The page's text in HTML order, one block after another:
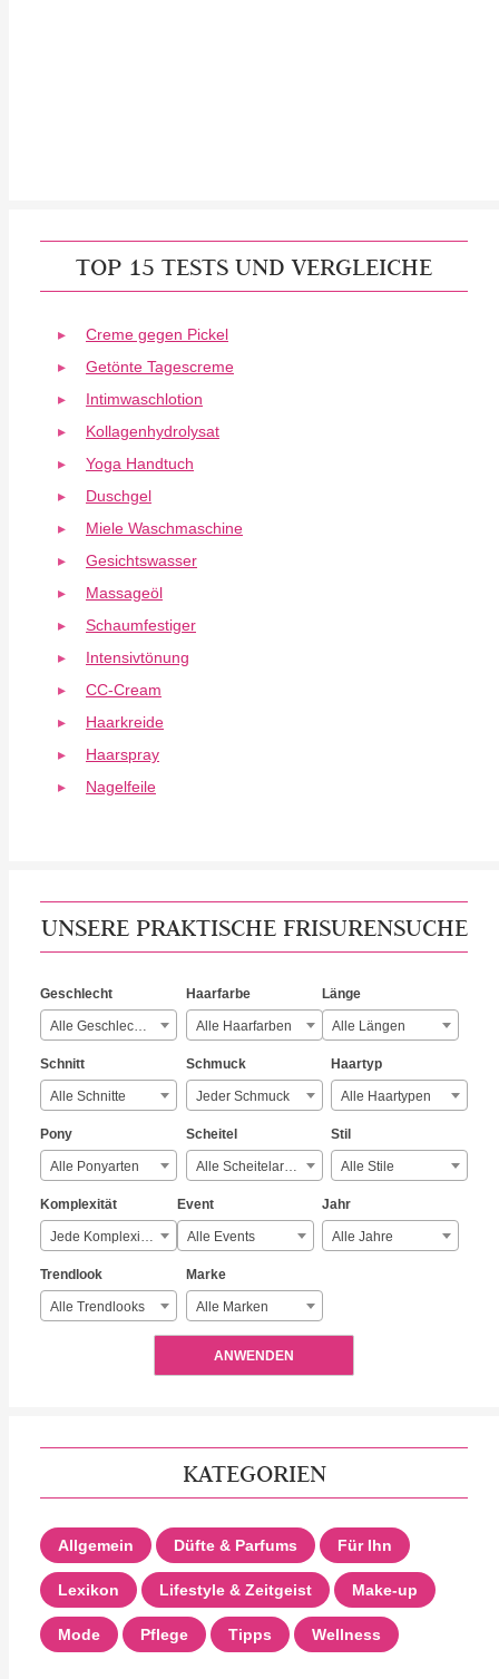
TOP 15 TESTS UND VERGLEICHE
Creme gegen Pickel
Getönte Tagescreme
Intimwaschlotion
Kollagenhydrolysat
Yoga Handtuch
Duschgel
Miele Waschmaschine
Gesichtswasser
Massageöl
Schaumfestiger
Intensivtönung
CC-Cream
Haarkreide
Haarspray
Nagelfeile
UNSERE PRAKTISCHE FRISURENSUCHE
Geschlecht
Alle Geschlechter
Haarfarbe
Alle Haarfarben
Länge
Alle Längen
Schnitt
Alle Schnitte
Schmuck
Jeder Schmuck
Haartyp
Alle Haartypen
Pony
Alle Ponyarten
Scheitel
Alle Scheitelarten
Stil
Alle Stile
Komplexität
Jede Komplexität
Event
Alle Events
Jahr
Alle Jahre
Trendlook
Alle Trendlooks
Marke
Alle Marken
ANWENDEN
KATEGORIEN
Allgemein Düfte & Parfums Für Ihn
Lexikon Lifestyle & Zeitgeist Make-up
Mode Pflege Tipps Wellness